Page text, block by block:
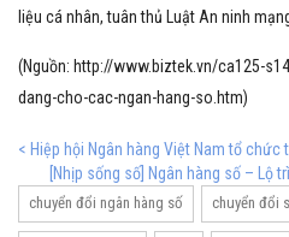
liệu cá nhân, tuân thủ Luật An ninh
(Nguồn: http://www.biztek.vn/ca125-
dang-cho-cac-ngan-hang-so.htm)
< Hiệp hội Ngân hàng Việt Nam tổ chức
[Nhịp sống số] Ngân hàng số – Lộ
chuyển đổi ngân hàng số chuyển đổi